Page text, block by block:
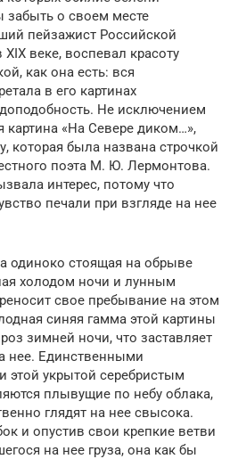
забыть о своем месте
пейзажист Российской
веке, воспевал красоту
как она есть: вся
в его картинах
Не исключением
картина «На Севере диком…»,
которая была названа строчкой
поэта М. Ю. Лермонтова.
интерес, потому что
печали при взгляде на нее
одиноко стоящая на обрыве
холодом ночи и лунным
свое пребывание на этом
синяя гамма этой картины
зимней ночи, что заставляет
нее. Единственными
укрытой серебристым
плывущие по небу облака,
глядят на нее свысока.
и опустив свои крепкие ветви
на нее груза, она как бы